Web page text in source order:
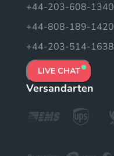
+44-203-608-1340
+44-808-189-1420
+44-203-514-1638
LIVE CHAT
Versandarten